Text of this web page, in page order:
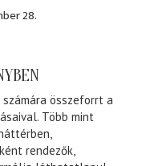
28.
összeforrt a
Több mint
rendezők,